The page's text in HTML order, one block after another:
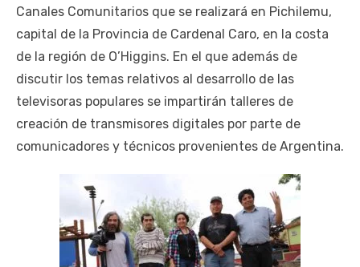
Canales Comunitarios que se realizará en Pichilemu,
capital de la Provincia de Cardenal Caro, en la costa
de la región de O’Higgins. En el que además de
discutir los temas relativos al desarrollo de las
televisoras populares se impartirán talleres de
creación de transmisores digitales por parte de
comunicadores y técnicos provenientes de Argentina.